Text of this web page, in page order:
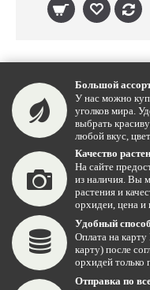
Большой
У нас можно
уголков мира.
выбрать
любой вкус,
Качество
На сайте
из наличия. Вы
растения и
орхидеи, цена и
Удобный
Оплата на
карту) после
орхидей только
Отправка по